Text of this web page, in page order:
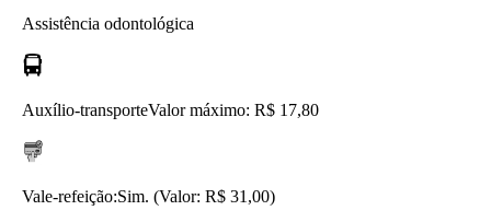
Assistência odontológica
Auxílio-transporteValor máximo: R$ 17,80
Vale-refeição:Sim. (Valor: R$ 31,00)